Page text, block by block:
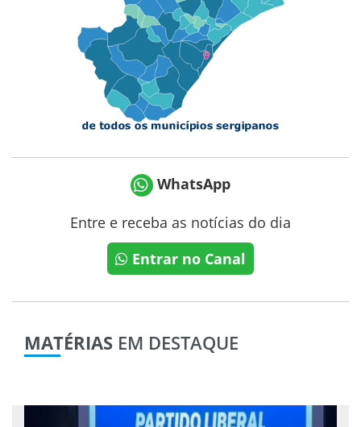
WhatsApp
Entre e receba as notícias do dia
Entrar no Canal
MATÉRIAS EM DESTAQUE